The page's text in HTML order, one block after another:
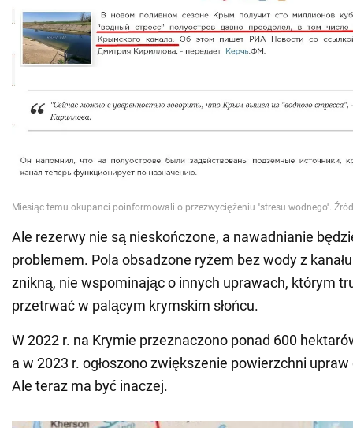
Ale rezerwy nie są nieskończone, a nawadnianie
problemem. Pola obsadzone ryżem bez wody z
znikną, nie wspominając o innych uprawach, którym
przetrwać w palącym krymskim słońcu.
W 2022 r. na Krymie przeznaczono ponad 600
a w 2023 r. ogłoszono zwiększenie powierzchni
Ale teraz ma być inaczej.